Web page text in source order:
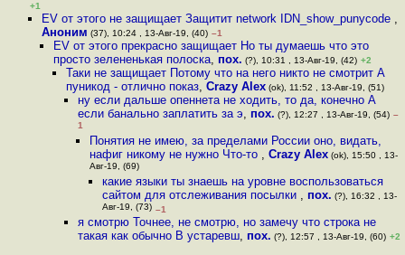
+1
EV от этого не защищает Защитит network IDN_show_punycode ,
Аноним (37), 10:24 , 13-Авг-19, (40) –1
EV от этого прекрасно защищает Но ты думаешь что это
просто зелененькая полоска, пох. (?), 10:31 , 13-Авг-19, (42) +2
Таки не защищает Потому что на него никто не смотрит А
пуникод - отлично показ, Crazy Alex(ok), 11:52 , 13-Авг-19, (51)
ну если дальше опеннета не ходить, то да, конечно А
если банально заплатить за э, пох. (?), 12:27 , 13-Авг-19, (54) –
1
Понятия не имею, за пределами России оно, видать,
нафиг никому не нужно Что-то ,Crazy Alex (ok), 15:50 , 13-
Авг-19, (69)
какие языки ты знаешь на уровне воспользоваться
сайтом для отслеживания посылки , пох. (?), 16:32 , 13-
Авг-19, (73) –1
я смотрю Точнее, не смотрю, но замечу что строка не
такая как обычно В устаревш, пох. (?), 12:57 , 13-Авг-19, (60) +2